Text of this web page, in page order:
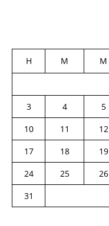
H M M
3
4 5
10
11 12
17
18 19
24
25 26
31